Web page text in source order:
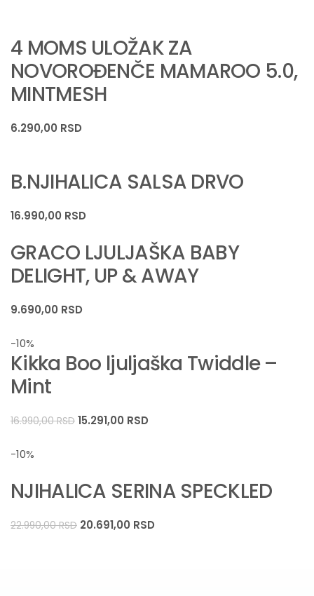
4 MOMS ULOŽAK ZA
NOVOROĐENČE MAMAROO 5.0,
MINTMESH
6.290,00 RSD
B.NJIHALICA SALSA DRVO
16.990,00 RSD
GRACO LJULJAŠKA BABY
DELIGHT, UP & AWAY
9.690,00 RSD
-10%
Kikka Boo ljuljaška Twiddle –
Mint
16.990,00RSD 15.291,00 RSD
-10%
NJIHALICA SERINA SPECKLED
22.990,00RSD 20.691,00 RSD